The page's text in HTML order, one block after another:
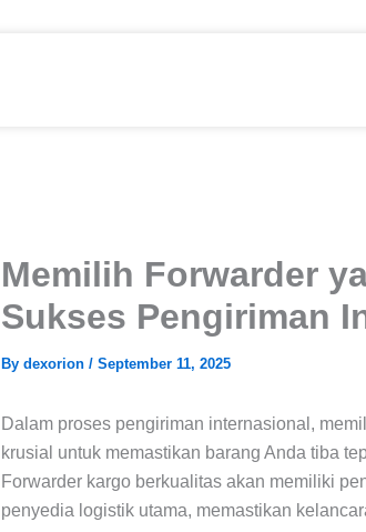
Memilih Forwarder
Sukses Pengiriman
By dexorion / September 11, 2025
Dalam proses pengiriman internasional,
krusial untuk memastikan barang Anda tiba
Forwarder kargo berkualitas akan memiliki
penyedia logistik utama, memastikan